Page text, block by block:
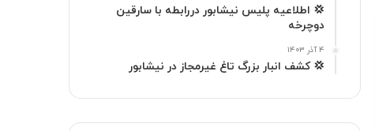
💢 اطلاعیه پلیس نیشابور دررابطه با سارقین
دوچرخه
۴ آذر ۱۴۰۳
💢 كشف انبار بزرگ تاغ غیرمجاز در نیشابور